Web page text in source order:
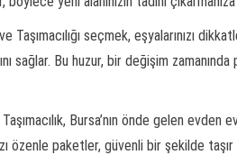
Taşımacılığı seçmek, eşyalarınızı
sağlar. Bu huzur, bir değişim
Bursa’nın önde gelen
özenle paketler, güvenli bir şekilde